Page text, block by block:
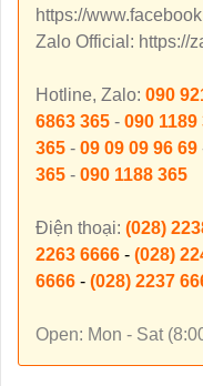
https://
Zalo Official: https://
Hotline, Zalo: 090
6863 365 - 090 1189
365 - 09 09 09 96 69
365 - 090 1188 365
Điện thoại: (028)
2263 6666 - (028)
6666 - (028) 2237
Open: Mon - Sat